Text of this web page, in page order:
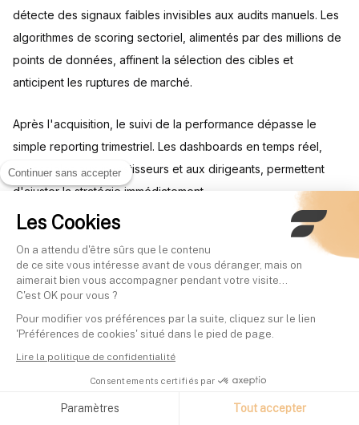
Continuer sans accepter
Les Cookies
On a attendu d'être sûrs que le contenu
de ce site vous intéresse avant de vous déranger, mais on
aimerait bien vous accompagner pendant votre visite...
C'est OK pour vous ?
Pour modifier vos préférences par la suite, cliquez sur le lien
'Préférences de cookies' situé dans le pied de page.
Lire la politique de confidentialité
Consentements certifiés par
Paramètres Tout accepter
détecte des signaux faibles invisibles aux audits manuels. Les
algorithmes de scoring sectoriel, alimentés par des millions de
points de données, affinent la sélection des cibles et
anticipent les ruptures de marché.
Après l'acquisition, le suivi de la performance dépasse le
simple reporting trimestriel. Les dashboards en temps réel,
accessibles aux investisseurs et aux dirigeants, permettent
d'ajuster la stratégie immédiatement.
Ils signalent rapidement :
un écart de marge,
une dérive du besoin en fonds de roulement,
une anomalie dans le taux de churn client.
Les plans d'action se déclenchent sans délai.
En 2026, l'IA générative commence à intervenir dans la